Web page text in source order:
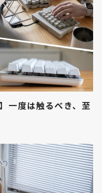
一度は触るべき、至